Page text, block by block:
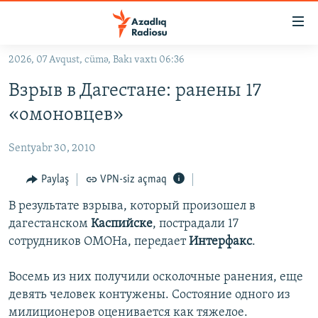
Əsas
qayıt
Əsas
qayıt
#İZAHLA
KORRUPSIOMETR
#ƏSLINDƏ
FƏRQƏ BAX
QANUNI DOĞRU
ARAŞDIRMA
VIDEO
RADIO ARXIV
2026, 07 Avqust, cümə, Bakı vaxtı 06:36
Взрыв в Дагестане: ранены 17
«омоновцев»
Sentyabr 30, 2010
Paylaş VPN-siz açmaq
В результате взрыва, который произошел в
дагестанском Каспийске, пострадали 17
сотрудников ОМОНа, передаетИнтерфакс.
Восемь из них получили осколочные ранения, еще
девять человек контужены. Состояние одного из
милиционеров оценивается как тяжелое.